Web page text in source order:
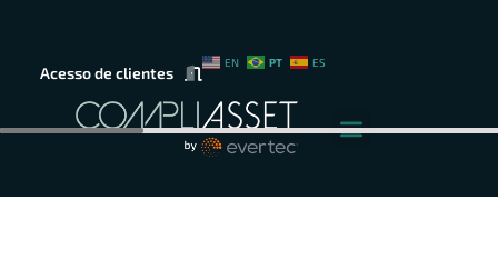
Acesso de clientes
EN PT ES